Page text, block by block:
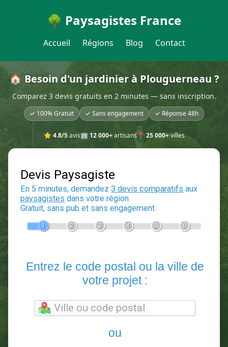
🌳 Paysagistes France
Accueil Régions Blog Contact
🏠 Besoin d'un jardinier à Plouguerneau ?
Comparez 3 devis gratuits en 2 minutes — sans inscription.
✓ 100% Gratuit ✓ Sans engagement ✓ Réponse 48h
⭐ 4.8/5avis🏢 12 000+artisans📍 25 000+villes
Devis Paysagiste
En 5 minutes, demandez3 devis comparatifs
votre projet :